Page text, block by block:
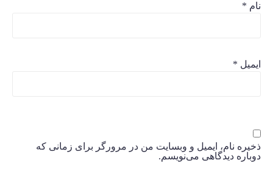
نام *
ایمیل *
ذخیره نام، ایمیل و وبسایت من در مرورگر برای زمانی که
دوباره دیدگاهی می‌نویسم.